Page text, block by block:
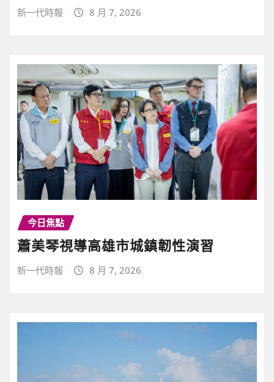
新一代時報 8 月 7, 2026
今日焦點
蕭美琴視導高雄市城鎮韌性演習
新一代時報 8 月 7, 2026